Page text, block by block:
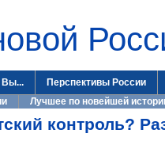
Вы... Перспективы России
Лучшее по новейшей
контроль?